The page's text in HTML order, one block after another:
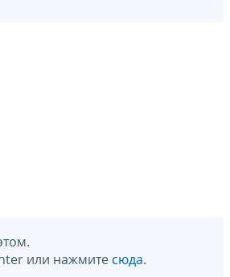
или нажмите сюда.